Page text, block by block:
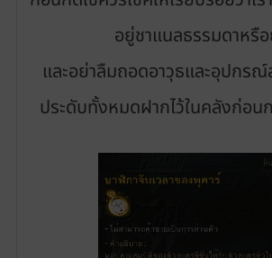
อยู่ชาแนลธรรมดาหรื
และอย่าลืมถอดอาวุธและอุปกรณ์
ประดับทั้งหมดฝากไว้ในคลังก่อน